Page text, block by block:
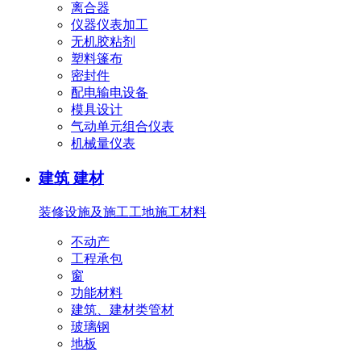
离合器
仪器仪表加工
无机胶粘剂
塑料篷布
密封件
配电输电设备
模具设计
气动单元组合仪表
机械量仪表
建筑 建材
装修设施及施工工地施工材料
不动产
工程承包
窗
功能材料
建筑、建材类管材
玻璃钢
地板